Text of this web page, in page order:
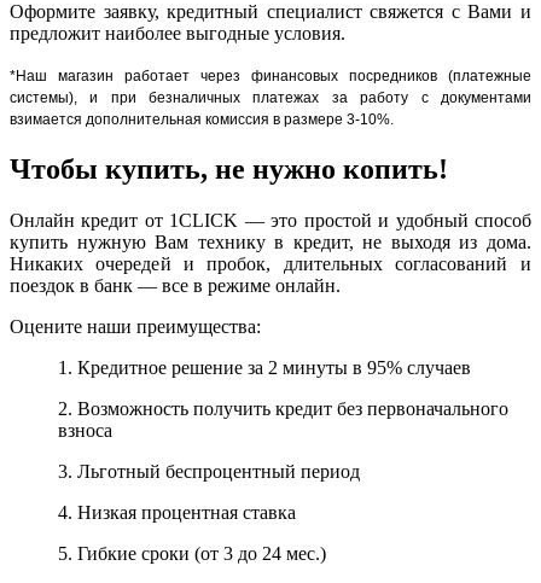
Оформите заявку, кредитный специалист свяжется с Вами и
предложит наиболее выгодные условия.
*Наш магазин работает через финансовых посредников (платежные
системы), и при безналичных платежах за работу с документами
взимается дополнительная комиссия в размере 3-10%.
Чтобы купить, не нужно копить!
Онлайн кредит от 1CLICK — это простой и удобный способ
купить нужную Вам технику в кредит, не выходя из дома.
Никаких очередей и пробок, длительных согласований и
поездок в банк — все в режиме онлайн.
Оцените наши преимущества:
1. Кредитное решение за 2 минуты в 95% случаев
2. Возможность получить кредит без первоначального
взноса
3. Льготный беспроцентный период
4. Низкая процентная ставка
5. Гибкие сроки (от 3 до 24 мес.)